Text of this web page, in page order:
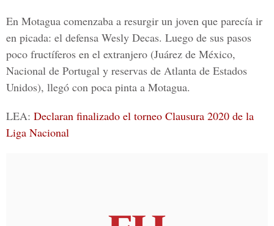
En Motagua comenzaba a resurgir un joven que parecía ir
en picada: el defensa Wesly Decas. Luego de sus pasos
poco fructíferos en el extranjero (Juárez de México,
Nacional de Portugal y reservas de Atlanta de Estados
Unidos), llegó con poca pinta a Motagua.
LEA: Declaran finalizado el torneo Clausura 2020 de la
Liga Nacional